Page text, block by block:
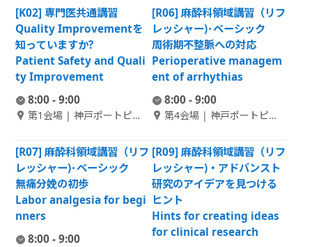
[K02] 専門医共通講習
Quality Improvementを
知っていますか?
Patient Safety and Quali
ty Improvement
8:00 - 9:00
第1会場 | 神戸ポートピア
ホール
[R06] 麻酔科領域講習（リフ
レッシャー)･ベーシック
周術期不整脈への対応
Perioperative managem
ent of arrhythias
8:00 - 9:00
第4会場 | 神戸ポートピア
[R07] 麻酔科領域講習（リフ
レッシャー)･ベーシック
無痛分娩の初歩
Labor analgesia for begi
nners
8:00 - 9:00
[R09] 麻酔科領域講習（リフ
レッシャー)・アドバンスト
研究のアイデアを見つける
ヒント
Hints for creating ideas
for clinical research